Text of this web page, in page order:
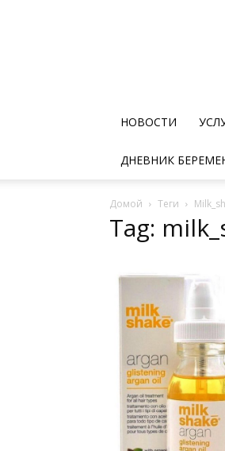
НОВОСТИ
ДНЕВНИК
Домой Теги
Tag: